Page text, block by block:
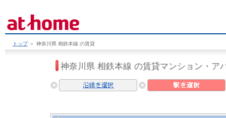
トップ ＞ 神奈川県 相鉄本線 の賃貸
神奈川県 相鉄本線 の賃貸マンション・ア